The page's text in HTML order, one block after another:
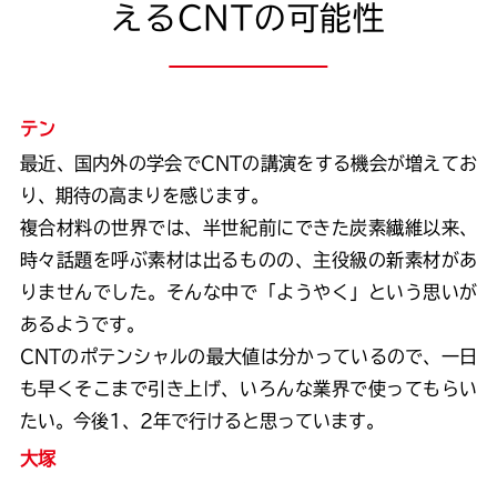
えるCNTの可能性
テン
最近、国内外の学会でCNTの講演をする機会が増えてお
り、期待の高まりを感じます。
複合材料の世界では、半世紀前にできた炭素繊維以来、
時々話題を呼ぶ素材は出るものの、主役級の新素材があ
りませんでした。そんな中で「ようやく」という思いが
あるようです。
CNTのポテンシャルの最大値は分かっているので、一日
も早くそこまで引き上げ、いろんな業界で使ってもらい
たい。今後1、2年で行けると思っています。
大塚